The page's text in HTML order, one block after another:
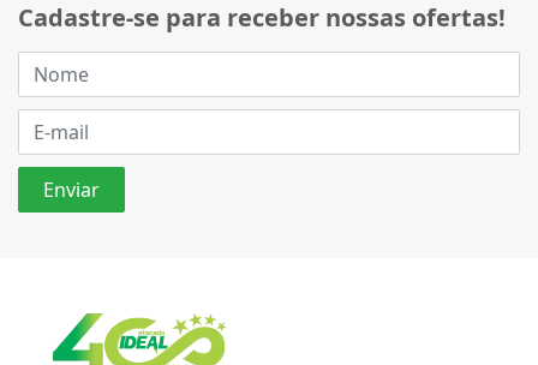
Cadastre-se para receber nossas ofertas!